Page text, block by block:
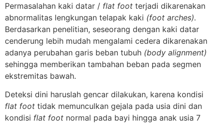
Permasalahan kaki datar / flat foot terjadi dikarenakan
abnormalitas lengkungan telapak kaki (foot arches).
Berdasarkan penelitian, seseorang dengan kaki datar
cenderung lebih mudah mengalami cedera dikarenakan
adanya perubahan garis beban tubuh (body alignment)
sehingga memberikan tambahan beban pada segmen
ekstremitas bawah.
Deteksi dini haruslah gencar dilakukan, karena kondisi
flat foot tidak memunculkan gejala pada usia dini dan
kondisi flat foot normal pada bayi hingga anak usia 7